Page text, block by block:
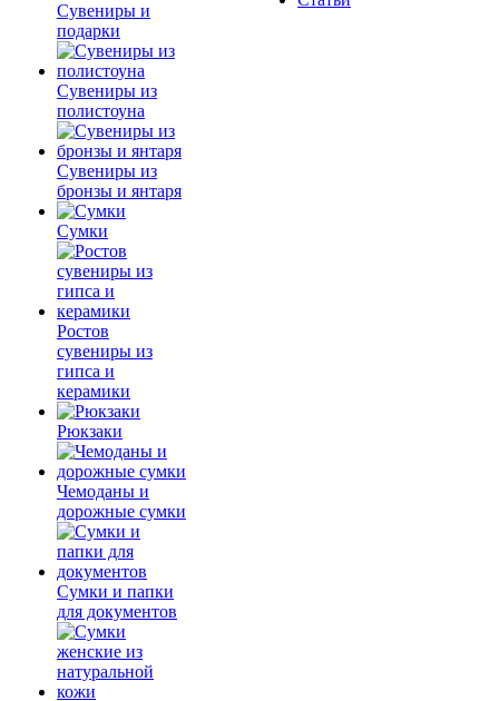
Сувениры и
подарки
Сувениры из
полистоуна
Сувениры из
бронзы и янтаря
Сумки
Ростов
сувениры из
гипса и
керамики
Рюкзаки
Чемоданы и
дорожные сумки
Сумки и папки
для документов